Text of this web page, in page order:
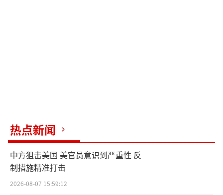
热点新闻
中方狙击美国 美官员意识到严重性 反
制措施精准打击
2026-08-07 15:59:12